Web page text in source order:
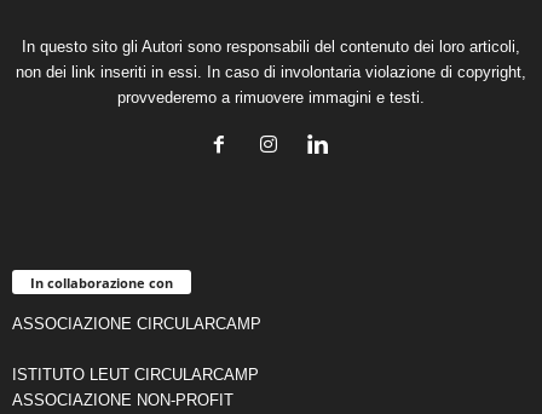
In questo sito gli Autori sono responsabili del contenuto dei loro articoli,
non dei link inseriti in essi. In caso di involontaria violazione di copyright,
provvederemo a rimuovere immagini e testi.
In collaborazione con
ASSOCIAZIONE CIRCULARCAMP
ISTITUTO LEUT CIRCULARCAMP
ASSOCIAZIONE NON-PROFIT